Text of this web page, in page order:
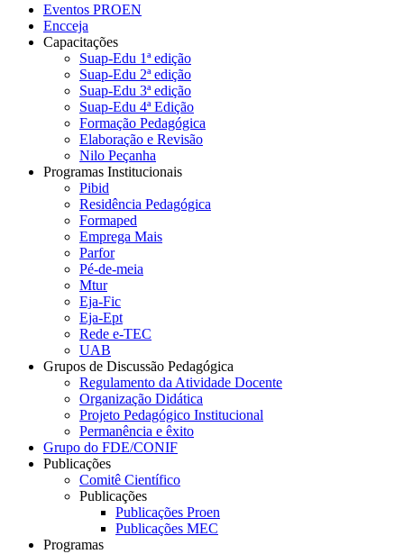
Eventos PROEN
Encceja
Capacitações
Suap-Edu 1ª edição
Suap-Edu 2ª edição
Suap-Edu 3ª edição
Suap-Edu 4ª Edição
Formação Pedagógica
Elaboração e Revisão
Nilo Peçanha
Programas Institucionais
Pibid
Residência Pedagógica
Formaped
Emprega Mais
Parfor
Pé-de-meia
Mtur
Eja-Fic
Eja-Ept
Rede e-TEC
UAB
Grupos de Discussão Pedagógica
Regulamento da Atividade Docente
Organização Didática
Projeto Pedagógico Institucional
Permanência e êxito
Grupo do FDE/CONIF
Publicações
Comitê Científico
Publicações
Publicações Proen
Publicações MEC
Programas